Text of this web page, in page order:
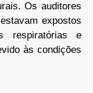
Os auditores
expostos
respiratórias e
às condições